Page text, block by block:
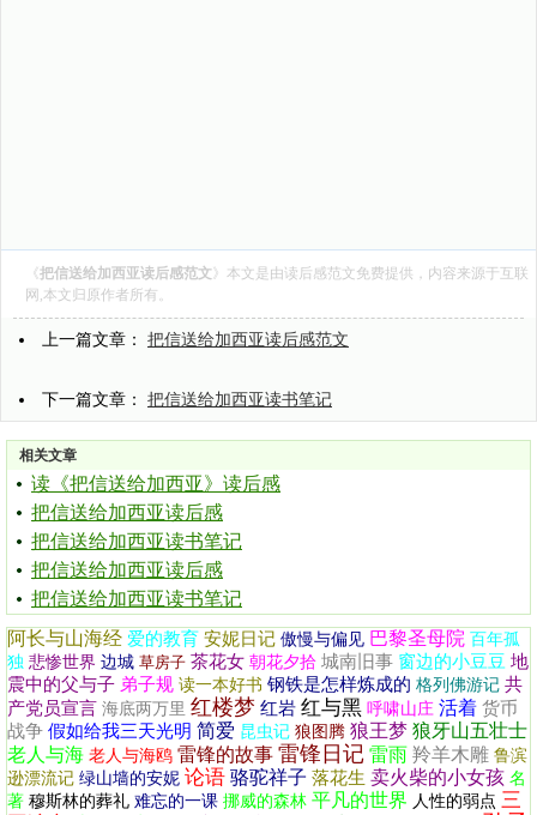
《把信送给加西亚读后感范文》本文是由读后感范文免费提供，内容来源于互联
网,本文归原作者所有。
上一篇文章： 把信送给加西亚读后感范文
下一篇文章： 把信送给加西亚读书笔记
相关文章
读《把信送给加西亚》读后感
把信送给加西亚读后感
把信送给加西亚读书笔记
把信送给加西亚读后感
把信送给加西亚读书笔记
阿长与山海经 爱的教育 安妮日记 傲慢与偏见 巴黎圣母院 百年孤
独 悲惨世界 边城 草房子 茶花女 朝花夕拾 城南旧事 窗边的小豆豆 地
震中的父与子 弟子规 读一本好书 钢铁是怎样炼成的 格列佛游记 共
产党员宣言 海底两万里 红楼梦 红岩 红与黑 呼啸山庄 活着 货币
战争 假如给我三天光明 简爱 昆虫记 狼图腾 狼王梦 狼牙山五壮士
老人与海 老人与海鸥 雷锋的故事 雷锋日记 雷雨 羚羊木雕 鲁滨
逊漂流记 绿山墙的安妮 论语 骆驼祥子 落花生 卖火柴的小女孩 名
著 穆斯林的葬礼 难忘的一课 挪威的森林 平凡的世界 人性的弱点 三